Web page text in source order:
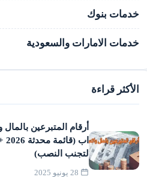
خدمات بنوك
خدمات الامارات والسعودية
الأكثر قراءة
أرقام المتبرعين
لتجنب النصب)